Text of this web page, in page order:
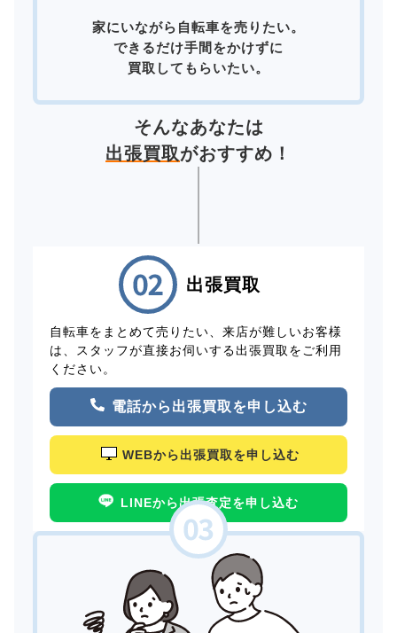
家にいながら自転車を売りたい。
できるだけ手間をかけずに
買取してもらいたい。
そんなあなたは
出張買取がおすすめ！
出張買取
自転車をまとめて売りたい、来店が難しいお客様
は、スタッフが直接お伺いする出張買取をご利用
ください。
電話から出張買取を申し込む
WEBから出張買取を申し込む
LINEから出張査定を申し込む